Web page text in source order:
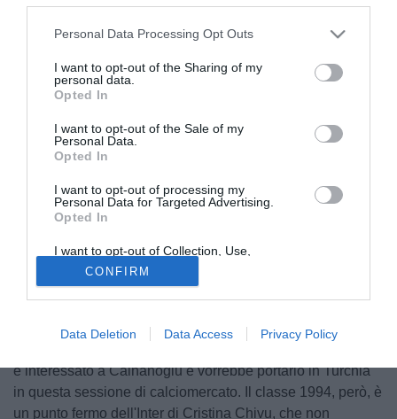
Personal Data Processing Opt Outs
I want to opt-out of the Sharing of my
personal data.
Opted In
I want to opt-out of the Sale of my
Personal Data.
Opted In
I want to opt-out of processing my
Personal Data for Targeted Advertising.
Opted In
I want to opt-out of Collection, Use,
Retention, Sale, and/or Sharing of my
Personal Data that Is Unrelated with the
Purposes for which it was collected.
Opted Out
CONFIRM
Data Deletion Data Access Privacy Policy
Hakan Safi
Hakan Calhanoglu giocherà al Fenerbahce?
Non c'è
ancora la certezza del suo passaggio in Turchia, ma il
candidato alla presidenza del club turco, Hakan Safi, ha
dichiarato di aver chiuso per l'arrivo del centrocampista
nerazzurro: "Hakan Calhanoglu è il nostro ultimo
è interessato a Calhanoglu e vorrebbe portarlo in Turchia
in questa sessione di calciomercato. Il classe 1994, però, è
un punto fermo dell'Inter di Cristina Chivu, che non